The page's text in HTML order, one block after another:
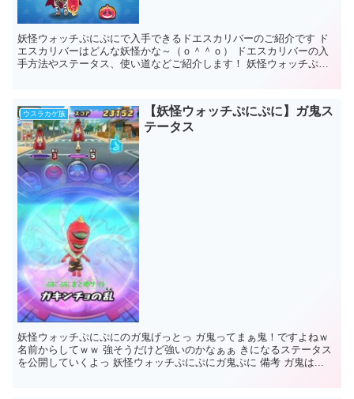
妖怪ウォッチぷにぷにで入手できるドエスカリバーのご紹介です ド
エスカリバーはどんな妖怪かな～（ｏ＾＾ｏ） ドエスカリバーの入
手方法やステータス、使い道などご紹介します！ 妖怪ウォッチぷに
ウスラカゲ族
【妖怪ウォッチぷにぷに】ガ鬼ス
テータス
妖怪ウォッチぷにぷにのガ鬼げっとっ ガ鬼ってまぁ鬼！ですよねｗ
名前からしてｗｗ 強そうだけど強いのかなぁぁ きになるステータス
を公開していくよっ 妖怪ウォッチぷにぷにガ鬼ぷに 備考 ガ鬼は...